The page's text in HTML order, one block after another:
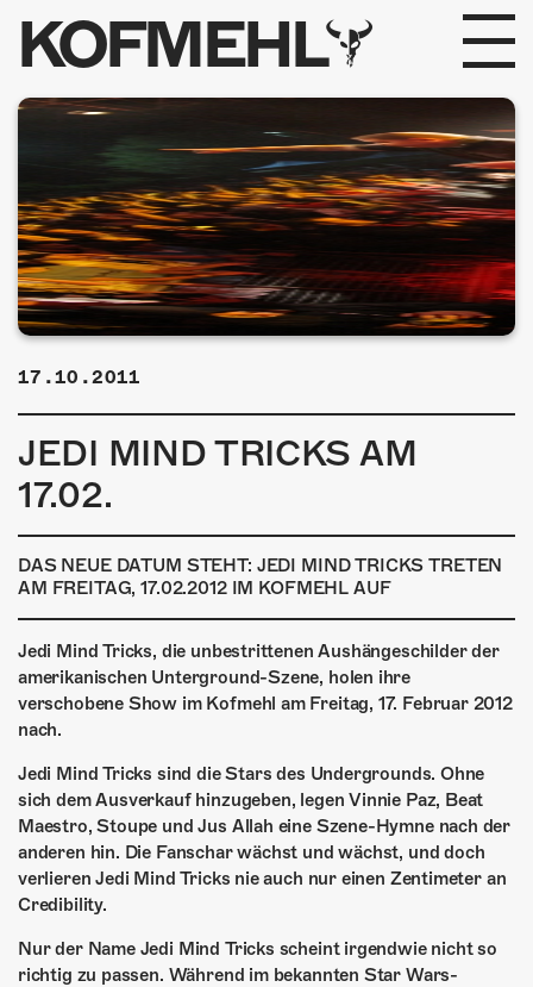
KOFMEHL
PROGRAMM
FABRIKGEFLÜSTER
GALERIE
FOTOGALERIE
INFOS
KONTAKT
ÜBER UNS
GÖNNEREI
SHOP
MITMACHEN
17.10.2011
JEDI MIND TRICKS AM
17.02.
DAS NEUE DATUM STEHT: JEDI MIND TRICKS TRETEN
AM FREITAG, 17.02.2012 IM KOFMEHL AUF
Jedi Mind Tricks, die unbestrittenen Aushängeschilder der
amerikanischen Unterground-Szene, holen ihre
verschobene Show im Kofmehl am Freitag, 17. Februar 2012
nach.
Jedi Mind Tricks sind die Stars des Undergrounds. Ohne
sich dem Ausverkauf hinzugeben, legen Vinnie Paz, Beat
Maestro, Stoupe und Jus Allah eine Szene-Hymne nach der
anderen hin. Die Fanschar wächst und wächst, und doch
verlieren Jedi Mind Tricks nie auch nur einen Zentimeter an
Credibility.
Nur der Name Jedi Mind Tricks scheint irgendwie nicht so
richtig zu passen. Während im bekannten Star Wars-